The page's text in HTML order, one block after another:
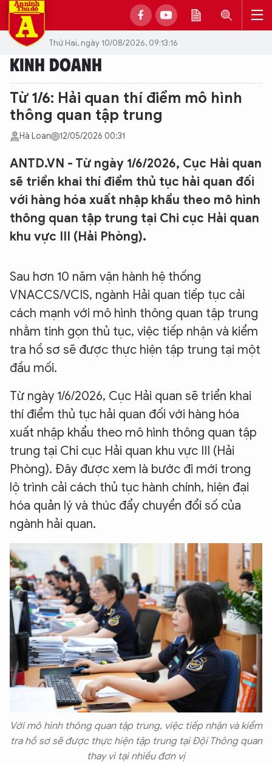
Thứ Hai, ngày 10/08/2026, 09:13:16
KINH DOANH
Từ 1/6: Hải quan thí điểm mô hình
thông quan tập trung
Hà Loan 12/05/2026 00:31
ANTD.VN - Từ ngày 1/6/2026, Cục Hải quan
sẽ triển khai thí điểm thủ tục hải quan đối
với hàng hóa xuất nhập khẩu theo mô hình
thông quan tập trung tại Chi cục Hải quan
khu vực III (Hải Phòng).
Sau hơn 10 năm vận hành hệ thống
VNACCS/VCIS, ngành Hải quan tiếp tục cải
cách mạnh với mô hình thông quan tập trung
nhằm tinh gọn thủ tục, việc tiếp nhận và kiểm
tra hồ sơ sẽ được thực hiện tập trung tại một
đầu mối.
Từ ngày 1/6/2026, Cục Hải quan sẽ triển khai
thí điểm thủ tục hải quan đối với hàng hóa
xuất nhập khẩu theo mô hình thông quan tập
trung tại Chi cục Hải quan khu vực III (Hải
Phòng). Đây được xem là bước đi mới trong
lộ trình cải cách thủ tục hành chính, hiện đại
hóa quản lý và thúc đẩy chuyển đổi số của
ngành hải quan.
Với mô hình thông quan tập trung, việc tiếp nhận và kiểm
tra hồ sơ sẽ được thực hiện tập trung tại Đội Thông quan
thay vì tại nhiều đơn vị